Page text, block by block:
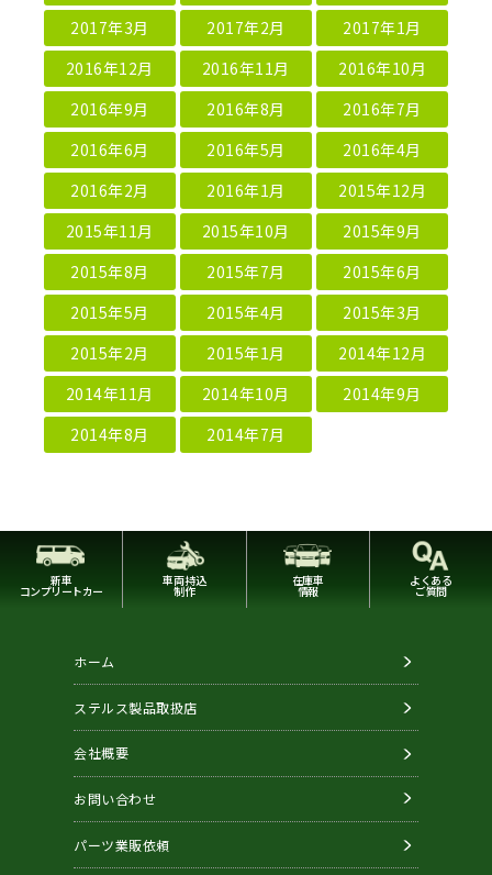
2017年3月
2017年2月
2017年1月
2016年12月
2016年11月
2016年10月
2016年9月
2016年8月
2016年7月
2016年6月
2016年5月
2016年4月
2016年2月
2016年1月
2015年12月
2015年11月
2015年10月
2015年9月
2015年8月
2015年7月
2015年6月
2015年5月
2015年4月
2015年3月
2015年2月
2015年1月
2014年12月
2014年11月
2014年10月
2014年9月
2014年8月
2014年7月
新車
コンプリートカー
車両持込
制作
在庫車
情報
よくある
ご質問
ホーム
ステルス製品取扱店
会社概要
お問い合わせ
パーツ業販依頼